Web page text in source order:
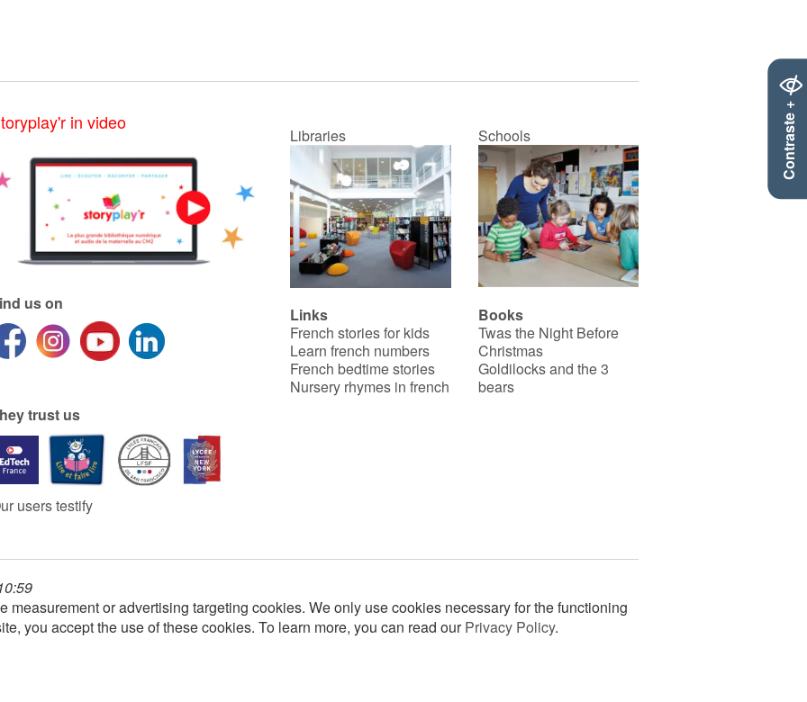
Contraste +
in video
us on
trust us
users testify
Libraries Schools
Links
French stories for kids
Learn french numbers
French bedtime stories
Nursery rhymes in french
Books
Twas the Night Before
Christmas
Goldilocks and the 3
bears
measurement or advertising targeting cookies. We only use cookies necessary for the functioning
you accept the use of these cookies. To learn more, you can read ourPrivacy Policy.